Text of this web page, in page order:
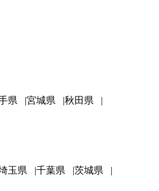
県 宮城県
秋田県
玉県 千葉県
茨城県